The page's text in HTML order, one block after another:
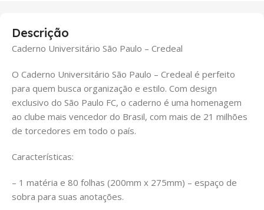
Descrição
Caderno Universitário São Paulo – Credeal
O Caderno Universitário São Paulo – Credeal é perfeito
para quem busca organização e estilo. Com design
exclusivo do São Paulo FC, o caderno é uma homenagem
ao clube mais vencedor do Brasil, com mais de 21 milhões
de torcedores em todo o país.
Características:
– 1 matéria e 80 folhas (200mm x 275mm) – espaço de
sobra para suas anotações.